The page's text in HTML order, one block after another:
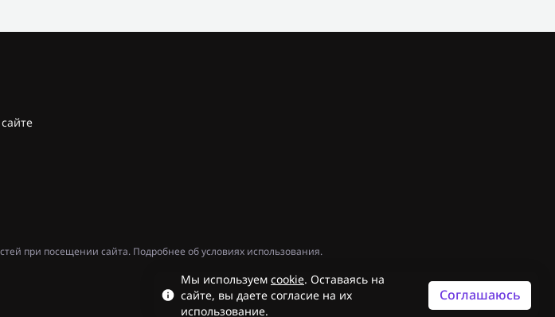
при посещении сайта. Подробнее об условиях использования.
Мы используем cookie. Оставаясь на
сайте, вы даете согласие на их
использование.
Соглашаюсь